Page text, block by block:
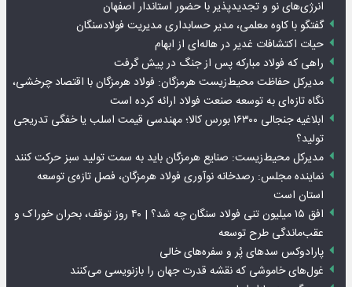
انرژی‌های نو و تجدیدپذیر با حضور استاندار اصفهان
گفتگو با کاوه معلمی، مدیر حسابداری مدیریت فولادسنگان
حیات اکتشافات غدیر در هاله‌ای از ابهام
راهی که فولاد مبارکه پس از جنگ در پیش گرفت
مدیرکل حفاظت محیط‌زیست هرمزگان: فولاد هرمزگان با اقتصاد چرخشی،
نگاه تازه‌ای به توسعه صنعت فولاد ارائه کرده است
ابلاغیه جنجالی ۱۶۳۰۰ بورس کالا؛ مهندسی قیمت اسلب یا خفگی تدریجی
تولید؟
مدیرکل محیط‌زیست: صنایع هرمزگان باید به سمت تولید سبز حرکت کنند
نماینده مجلس: رصدخانه نوآوری فولاد هرمزگان، فصل تازه‌ی توسعه
استان است
افق ۱۵ میلیون تنی فولاد سنگان چه شد؟ | ۴۰ روز توقف، بحران خوراک و
عقب‌ماندگی طرح توسعه
پارادوکس سدهای پُر و سفره‌های خالی
غول‌های خاموشی که نقشه قدرت جهان را بازنویسی می‌کنند